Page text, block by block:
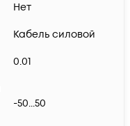
Нет
Кабель силовой
0.01
-50...50